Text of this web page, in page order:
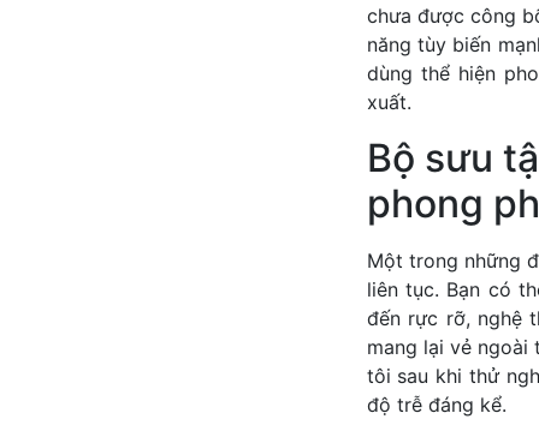
chưa được công
năng tùy biến
dùng thể hiện
xuất.
Bộ sưu
phong
Một trong những
liên tục. Bạn có
đến rực rỡ, nghệ
mang lại vẻ ngoài
tôi sau khi thử
độ trễ đáng kể.